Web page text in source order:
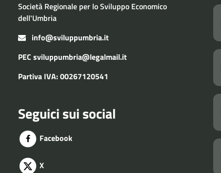
Società Regionale per lo Sviluppo Economico
dell'Umbria
info@sviluppumbria.it
PEC sviluppumbria@legalmail.it
Partiva IVA: 00267120541
Seguici sui social
Facebook
X